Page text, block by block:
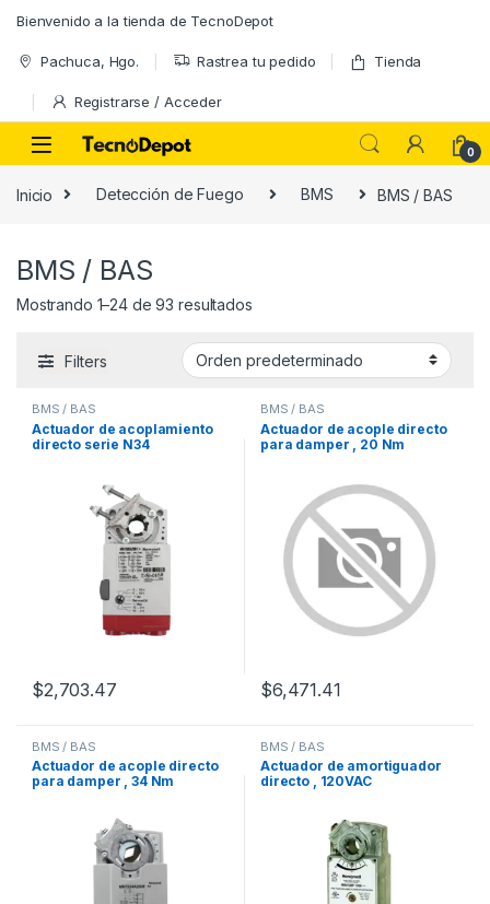
Bienvenido a la tienda de TecnoDepot
Pachuca, Hgo. Rastrea tu pedido Tienda
Registrarse / Acceder
0
Inicio Detección de Fuego BMS BMS / BAS
BMS / BAS
Mostrando 1–24 de 93 resultados
Filters
BMS / BAS
Actuador de acoplamiento
directo serie N34
$2,703.47
BMS / BAS
Actuador de acople directo
para damper , 20 Nm
$6,471.41
BMS / BAS
Actuador de acople directo
para damper , 34 Nm
BMS / BAS
Actuador de amortiguador
directo , 120VAC